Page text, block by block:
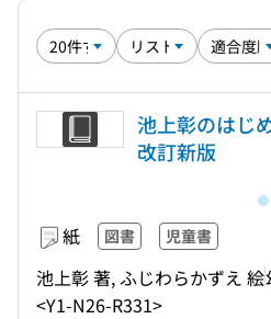
池上彰のはじ
改訂新版
紙 図書 児童書
池上彰 著, ふじわらかずえ 絵
<Y1-N26-R331>